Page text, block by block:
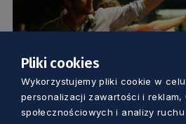
KULTURA
Słowa Churchilla i
Pliki cookies
Wykorzystujemy pliki cookie w
personalizacji zawartości i reklam,
społecznościowych i analizy